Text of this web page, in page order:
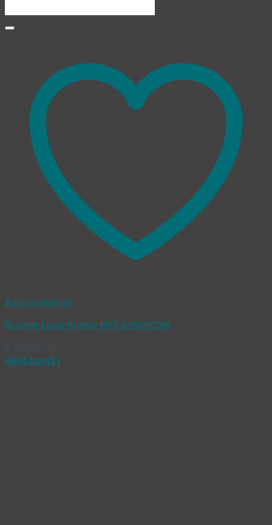
Add to wishlist
Brother Laser Printer MFC-L8900CDW
฿ 39,990.00
หยิบใส่ตะกร้า